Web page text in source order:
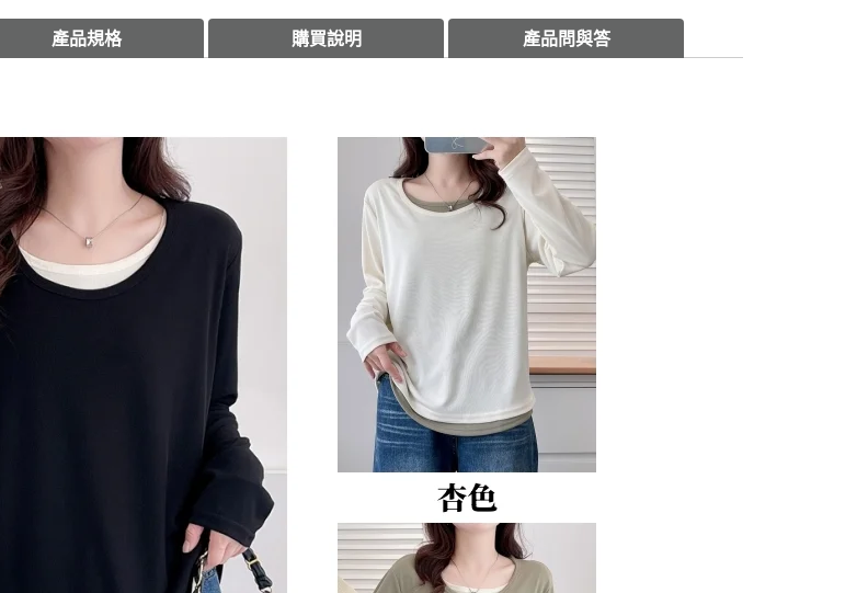
產品規格 購買說明 產品問與答